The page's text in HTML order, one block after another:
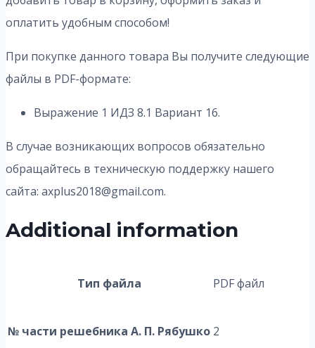
оплатить удобным способом!
При покупке данного товара Вы получите следующие
файлы в PDF-формате:
Выражение 1 ИДЗ 8.1 Вариант 16.
В случае возникающих вопросов обязательно
обращайтесь в техническую поддержку нашего
сайта: axplus2018@gmail.com.
Additional information
Тип файла PDF файл
№ части решебника А. П. Рябушко 2